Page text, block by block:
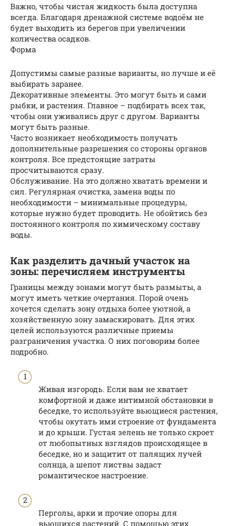
Важно, чтобы чистая жидкость была доступна
всегда. Благодаря дренажной системе водоём не
будет выходить из берегов при увеличении
количества осадков.
Форма
Допустимы самые разные варианты, но лучше и её
выбирать заранее.
Декоративные элементы. Это могут быть и сами
рыбки, и растения. Главное – подбирать всех так,
чтобы они уживались друг с другом. Варианты
могут быть разные.
Часто возникает необходимость получать
дополнительные разрешения со стороны органов
контроля. Все предстоящие затраты
просчитываются сразу.
Обслуживание. На это должно хватать времени и
сил. Регулярная очистка, замена воды по
необходимости – минимальные процедуры,
которые нужно будет проводить. Не обойтись без
постоянного контроля по химическому составу
воды.
Как разделить дачный участок на
зоны: перечисляем инструменты
Границы между зонами могут быть размыты, а
могут иметь четкие очертания. Порой очень
хочется сделать зону отдыха более уютной, а
хозяйственную зону замаскировать. Для этих
целей используются различные приемы
разграничения участка. О них поговорим более
подробно.
Живая изгородь. Если вам не хватает
комфортной и даже интимной обстановки в
беседке, то используйте вьющиеся растения,
чтобы окутать ими строение от фундамента
и до крыши. Густая зелень не только скроет
от любопытных взглядов происходящее в
беседке, но и защитит от палящих лучей
солнца, а шепот листвы задаст
романтическое настроение.
Перголы, арки и прочие опоры для
вьющихся растений. С помощью этих